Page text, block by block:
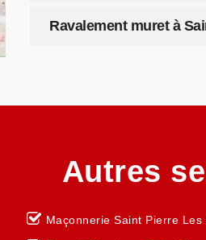
Ravalement muret à
Autres
Maçonnerie Saint Pierre Les